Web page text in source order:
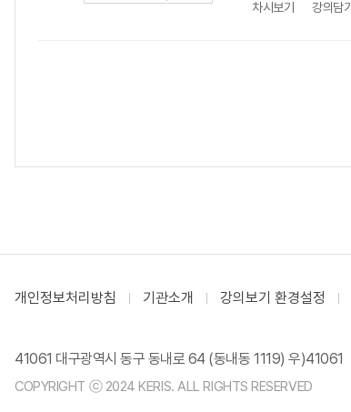
차시보기
강의담기
개인정보처리방침 기관소개 강의보기 환경설정
41061 대구광역시 동구 동내로 64 (동내동 1119) 우)41061
COPYRIGHT ⓒ 2024 KERIS. ALL RIGHTS RESERVED